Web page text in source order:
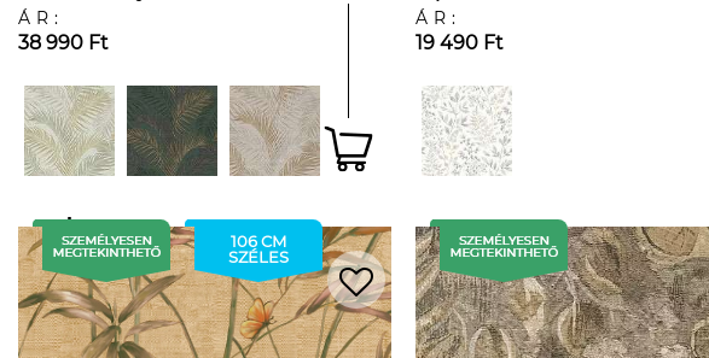
ÁR:
38 990 Ft
ÁR:
19 490 Ft
106 CM
SZÉLES